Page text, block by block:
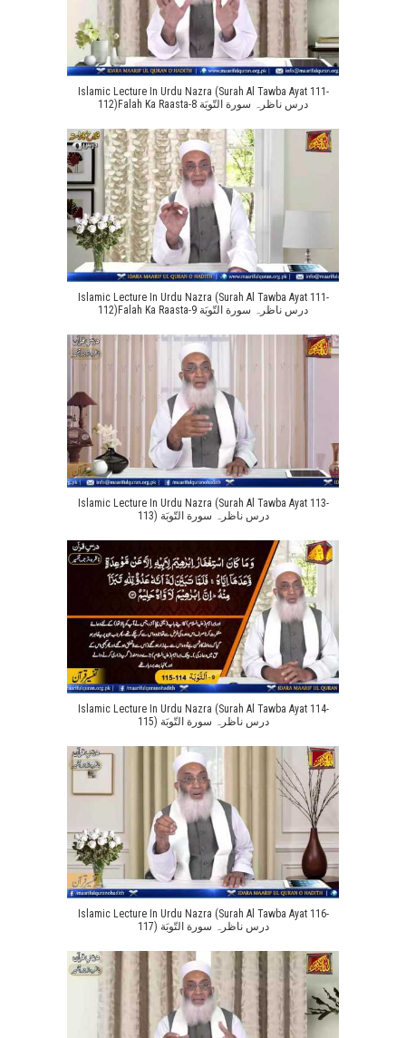
Islamic Lecture In Urdu Nazra (Surah Al Tawba Ayat 111-
112)Falah Ka Raasta-8 درس ناظرہ سورة التّوبَة
Islamic Lecture In Urdu Nazra (Surah Al Tawba Ayat 111-
112)Falah Ka Raasta-9 درس ناظرہ سورة التّوبَة
Islamic Lecture In Urdu Nazra (Surah Al Tawba Ayat 113-
113) درس ناظرہ سورة التّوبَة
Islamic Lecture In Urdu Nazra (Surah Al Tawba Ayat 114-
115) درس ناظرہ سورة التّوبَة
Islamic Lecture In Urdu Nazra (Surah Al Tawba Ayat 116-
117) درس ناظرہ سورة التّوبَة